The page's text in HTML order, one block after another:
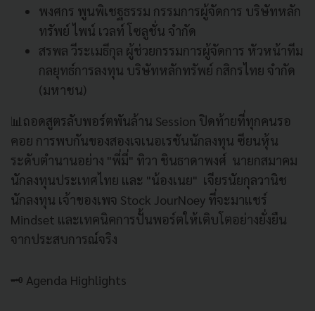
พงศกร พูนพิเชฐธรรม กรรมการผู้จัดการ บริษัทหลัก
ทรัพย์ ไพน์ เวลท์ โซลูชั่น จำกัด
สรพล วีระเมธีกุล ผู้ช่วยกรรมการผู้จัดการ หัวหน้าทีม
กลยุทธ์การลงทุน บริษัทหลักทรัพย์ กสิกรไทย จำกัด
(มหาชน)
📊ถอดสูตรลับพอร์ตพันล้าน Session ปิดท้ายที่ทุกคนรอ
คอย การพบกันของสองเจเนอเรชันนักลงทุน ซียนหุ้น
ระดับตำนานอย่าง "พี่มี่" ทิวา ชินธาดาพงศ์ นายกสมาคม
นักลงทุนประเทศไทย และ "น้องเนย" เจียรนัยกุลวานิช
นักลงทุน เจ้าของเพจ Stock JourNoey ที่จะมาแชร์
Mindset และเทคนิคการปั้นพอร์ตให้เติบโตอย่างยั่งยืน
จากประสบการณ์จริง
🗝️ Agenda Highlights